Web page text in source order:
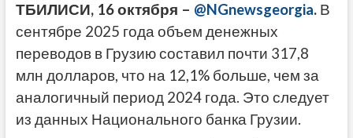
ТБИЛИСИ, 16 октября – @NGnewsgeorgia.В
сентябре 2025 года объем денежных
переводов в Грузию составил почти 317,8
млн долларов, что на 12,1% больше, чем за
аналогичный период 2024 года. Это следует
из данных Национального банка Грузии.